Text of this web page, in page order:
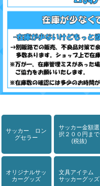
サッカー ロン
グセラー
サッカー金額選
択２００円まで
(税抜)
オリジナルサッ
カーグッズ
文具アイテム
サッカーグッズ